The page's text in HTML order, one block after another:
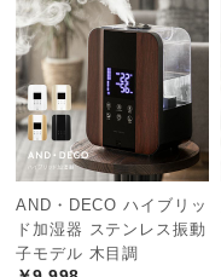
開
梱
設
置
サ
ー
ス
に
AND・DECO ハイブリッ
ド加湿器 ステンレス振動
子モデル 木目調